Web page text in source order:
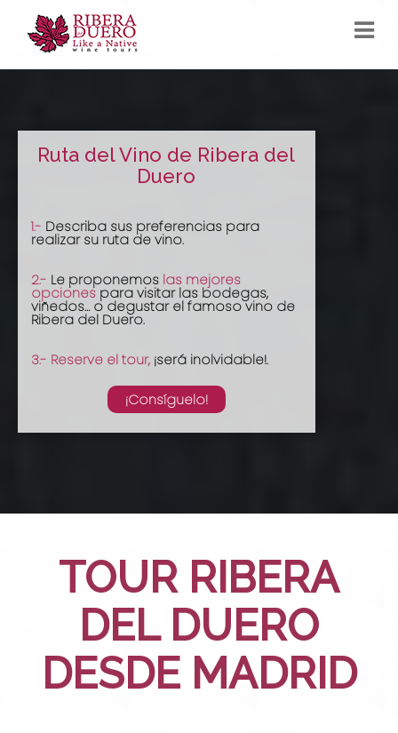
Ruta del Vino de Ribera del
Duero
1.- Describa sus preferencias para
realizar su ruta de vino.
2.- Le proponemos las mejores
opcionespara visitar las bodegas,
viñedos… o degustar el famoso vino de
Ribera del Duero.
3.- Reserve el tour, ¡será inolvidable!.
¡Consíguelo!
TOUR RIBERA
DEL DUERO
DESDE MADRID